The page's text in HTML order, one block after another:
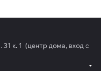
к. 1 (центр дома, вход с